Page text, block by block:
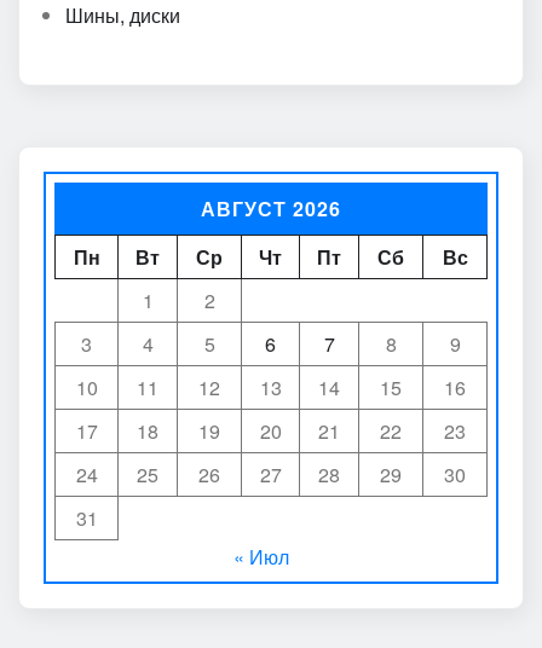
Шины, диски
АВГУСТ 2026
Пн
Вт Ср Чт Пт Сб
Вс
1
2
3
4 5 6 7 8
9
10
11 12 13 14 15
16
17
18 19 20 21 22
23
24
25 26 27 28 29
30
31
« Июл